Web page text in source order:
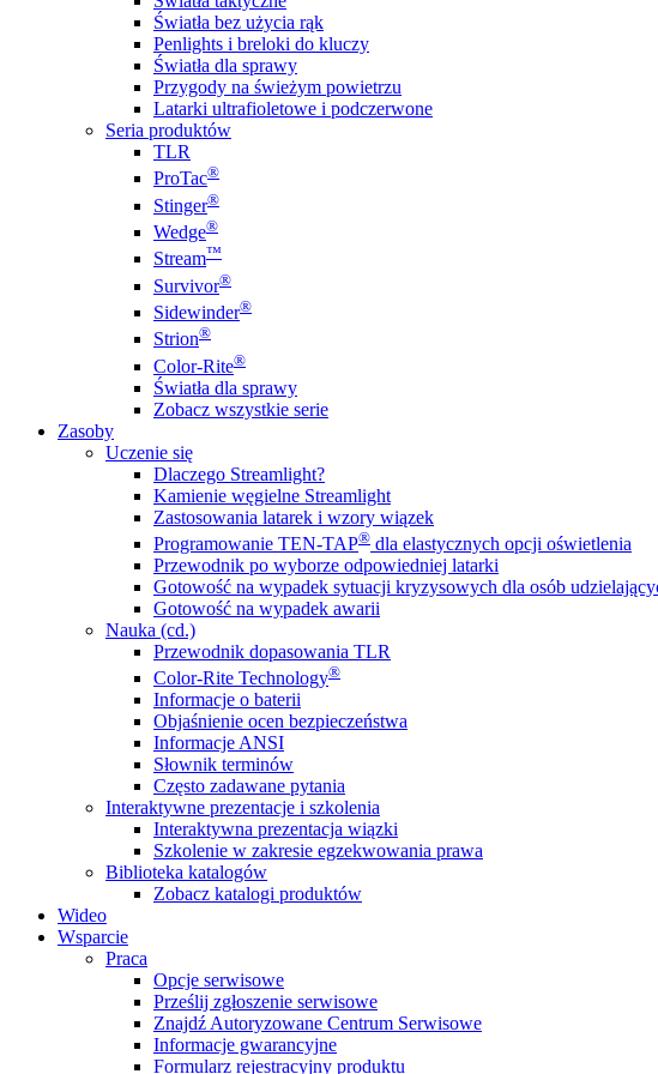
Światła bez użycia rąk
Penlights i breloki do kluczy
Światła dla sprawy
Przygody na świeżym powietrzu
Latarki ultrafioletowe i podczerwone
Seria produktów
TLR
ProTac®
Stinger®
Wedge®
Stream™
Survivor®
Sidewinder®
Strion®
Color-Rite®
Światła dla sprawy
Zobacz wszystkie serie
Zasoby
Uczenie się
Dlaczego Streamlight?
Kamienie węgielne Streamlight
Zastosowania latarek i wzory wiązek
Programowanie TEN-TAP® dla elastycznych opcji oświetlenia
Przewodnik po wyborze odpowiedniej latarki
Gotowość na wypadek sytuacji kryzysowych dla osób
Gotowość na wypadek awarii
Nauka (cd.)
Przewodnik dopasowania TLR
Color-Rite Technology®
Informacje o baterii
Objaśnienie ocen bezpieczeństwa
Informacje ANSI
Słownik terminów
Często zadawane pytania
Interaktywne prezentacje i szkolenia
Interaktywna prezentacja wiązki
Szkolenie w zakresie egzekwowania prawa
Biblioteka katalogów
Zobacz katalogi produktów
Wideo
Wsparcie
Praca
Opcje serwisowe
Prześlij zgłoszenie serwisowe
Znajdź Autoryzowane Centrum Serwisowe
Informacje gwarancyjne
Formularz rejestracyjny produktu